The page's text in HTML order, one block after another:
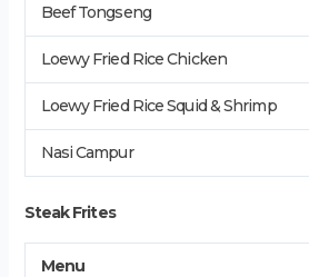
Beef Tongseng
Loewy Fried Rice Chicken
Loewy Fried Rice Squid & Shrimp
Nasi Campur
Steak Frites
Menu